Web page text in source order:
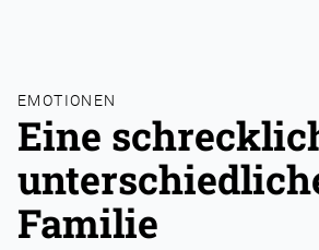
EMOTIONEN
Eine
Familie